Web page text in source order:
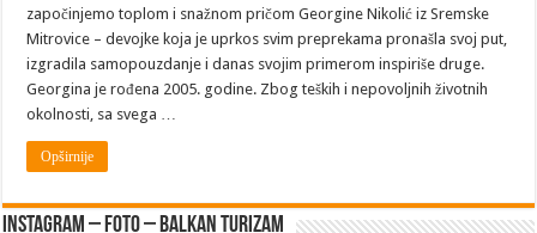
započinjemo toplom i snažnom pričom Georgine Nikolić iz Sremske
Mitrovice – devojke koja je uprkos svim preprekama pronašla svoj put,
izgradila samopouzdanje i danas svojim primerom inspiriše druge.
Georgina je rođena 2005. godine. Zbog teških i nepovoljnih životnih
okolnosti, sa svega …
Opširnije
Instagram – FOTO – Balkan turizam